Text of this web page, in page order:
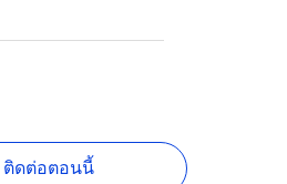
ติดต่อตอนนี้